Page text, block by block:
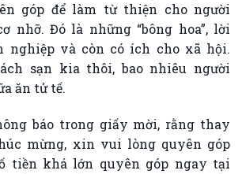
góp để làm từ thiện cho người
nhỡ. Đó là những “bông hoa”, lời
nghiệp và còn có ích cho xã hội.
sạn kia thôi, bao nhiêu người
ăn tử tế.
báo trong giấy mời, rằng thay
mừng, xin vui lòng quyên góp
tiền khá lớn quyên góp ngay tại